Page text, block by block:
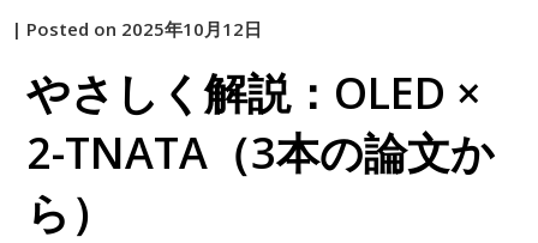
by
| Posted on 2025年10月12日
やさしく解説：OLED ×
2-TNATA（3本の論文か
ら）